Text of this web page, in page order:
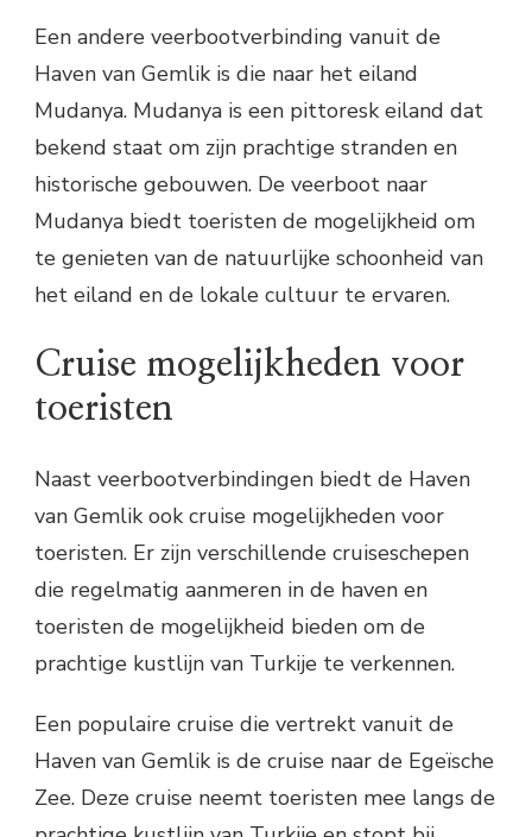
Een andere veerbootverbinding vanuit de
Haven van Gemlik is die naar het eiland
Mudanya. Mudanya is een pittoresk eiland dat
bekend staat om zijn prachtige stranden en
historische gebouwen. De veerboot naar
Mudanya biedt toeristen de mogelijkheid om
te genieten van de natuurlijke schoonheid van
het eiland en de lokale cultuur te ervaren.
Cruise mogelijkheden voor
toeristen
Naast veerbootverbindingen biedt de Haven
van Gemlik ook cruise mogelijkheden voor
toeristen. Er zijn verschillende cruiseschepen
die regelmatig aanmeren in de haven en
toeristen de mogelijkheid bieden om de
prachtige kustlijn van Turkije te verkennen.
Een populaire cruise die vertrekt vanuit de
Haven van Gemlik is de cruise naar de Egeïsche
Zee. Deze cruise neemt toeristen mee langs de